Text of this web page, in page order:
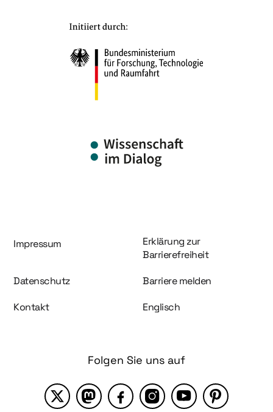
Information und Service
Impressum
Erklärung zur
Barrierefreiheit
Datenschutz Barriere melden
Kontakt Englisch
Folgen Sie uns auf